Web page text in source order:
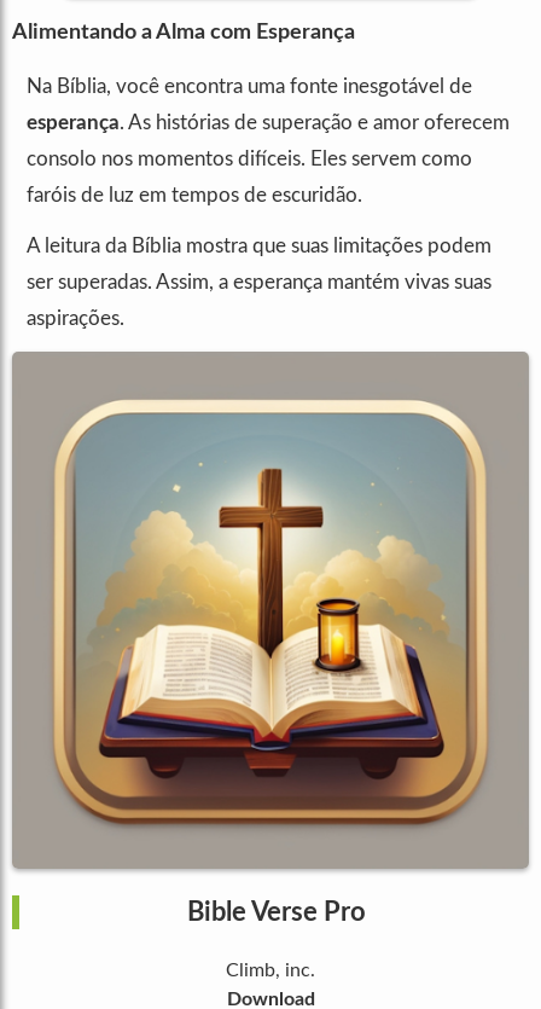
Alimentando a Alma com Esperança
Na Bíblia, você encontra uma fonte inesgotável de
esperança. As histórias de superação e amor oferecem
consolo nos momentos difíceis. Eles servem como
faróis de luz em tempos de escuridão.
A leitura da Bíblia mostra que suas limitações podem
ser superadas. Assim, a esperança mantém vivas suas
aspirações.
Bible Verse Pro
Climb, inc.
Download